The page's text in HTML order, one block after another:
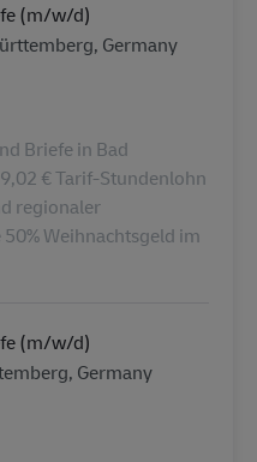
(m/w/d)
Germany
Briefe in Bad
€ Tarif-Stundenlohn
regionaler
Weihnachtsgeld im
(m/w/d)
Germany